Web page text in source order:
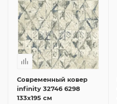
Современный ковер
infinity 32746 6298
133x195 см